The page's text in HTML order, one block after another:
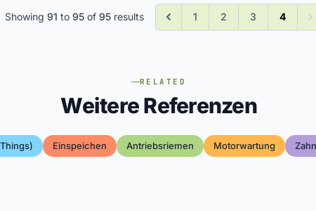
Showing 91 to 95 of 95 results 1 2 3 4
RELATED
Weitere Referenzen
Einspeichen Antriebsriemen Motorwartung